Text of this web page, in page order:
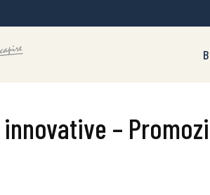
–